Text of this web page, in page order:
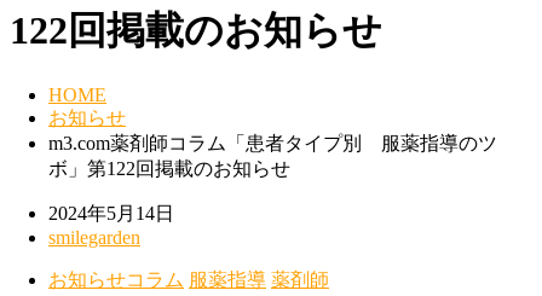
122回掲載のお知らせ
HOME
お知らせ
m3.com薬剤師コラム「患者タイプ別 服薬指導のツ
ボ」第122回掲載のお知らせ
2024年5月14日
smilegarden
お知らせコラム 服薬指導 薬剤師